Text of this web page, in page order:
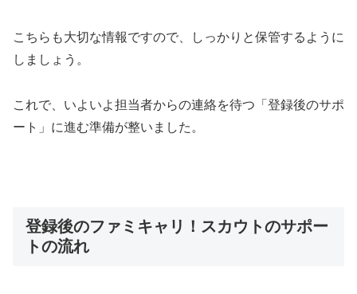
こちらも大切な情報ですので、しっかりと保管するように
しましょう。
これで、いよいよ担当者からの連絡を待つ「登録後のサポ
ート」に進む準備が整いました。
登録後のファミキャリ！スカウトのサポー
トの流れ